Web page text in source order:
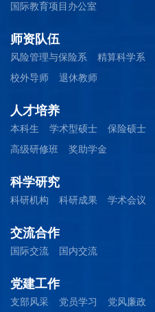
国际教育项目办公室
师资队伍
风险管理与保险系 精算科学系
校外导师
退休教师
人才培养
本科生 学术型硕士 保险硕士
高级研修班
奖助学金
科学研究
科研机构 科研成果 学术会议
交流合作
国际交流 国内交流
党建工作
支部风采 党员学习 党风廉政